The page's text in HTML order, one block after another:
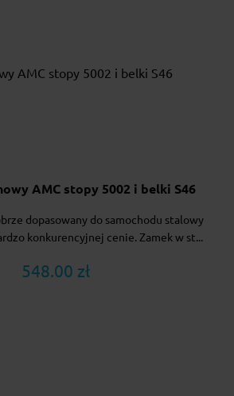
AMC stopy 5002 i belki S46
dopasowany do samochodu stalowy
konkurencyjnej cenie. Zamek w st...
548.00 zł